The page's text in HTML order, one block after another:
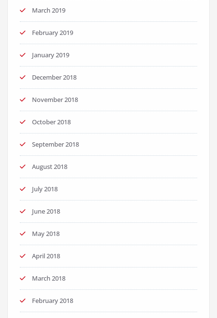
March 2019
February 2019
January 2019
December 2018
November 2018
October 2018
September 2018
August 2018
July 2018
June 2018
May 2018
April 2018
March 2018
February 2018